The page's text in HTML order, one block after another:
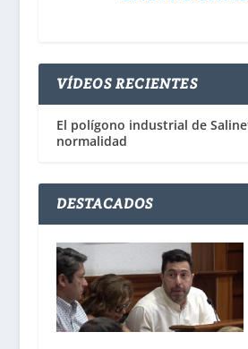
VÍDEOS RECIENTES
El polígono industrial de
normalidad
DESTACADOS